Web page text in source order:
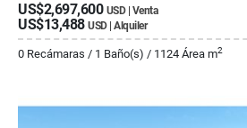
US$2,697,600 USD | Venta
US$13,488 USD | Alquiler
0 Recámaras / 1 Baño(s) / 1124 Área m2